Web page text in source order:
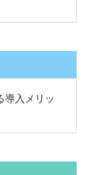
導入メリッ